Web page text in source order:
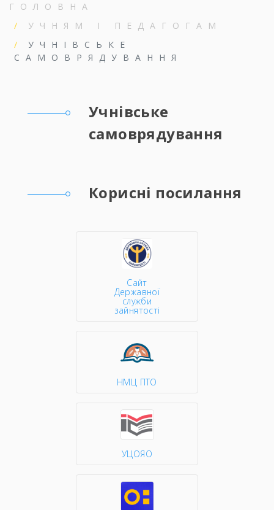
ГОЛОВНА
УЧНЯМ І ПЕДАГОГАМ
УЧНІВСЬКЕ
САМОВРЯДУВАННЯ
Учнівське
самоврядування
Корисні посилання
Сайт
Державної
служби
зайнятості
НМЦ ПТО
УЦОЯО